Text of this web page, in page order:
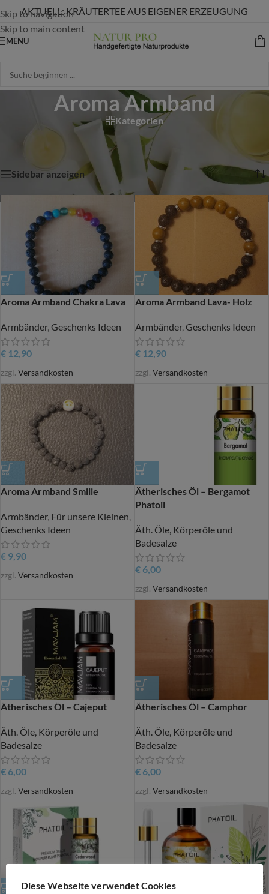
Skip to navigation
Skip to main content
AKTUELL: KRÄUTERTEE AUS EIGENER ERZEUGUNG
MENU
Aroma Armband
Kategorien
Produkte verschlagwortet mit „Aroma Armband“
Ergebnisse 1 – 12 von 37 werden angezeigt
Sidebar anzeigen
Aroma Armband Chakra Lava
Armbänder,Geschenks Ideen
€ 12,90
zzgl. Versandkosten
Aroma Armband Lava- Holz
Armbänder,Geschenks Ideen
€12,90
zzgl. Versandkosten
Aroma Armband Smilie
Armbänder, Für unsere Kleinen
Geschenks Ideen
€ 9,90
zzgl. Versandkosten
Ätherisches Öl – Bergamot
Phatoil
Äth. Öle, Körperöle und
Badesalze
€6,00
zzgl. Versandkosten
Ätherisches Öl – Cajeput
Äth. Öle, Körperöle und
Badesalze
€ 6,00
zzgl. Versandkosten
Ätherisches Öl – Camphor
Äth. Öle, Körperöle und
Badesalze
€6,00
zzgl. Versandkosten
Diese Webseite verwendet Cookies